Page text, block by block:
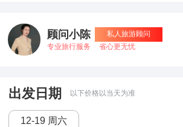
顾问小陈
私人旅游顾问
专业旅行服务
省心更无忧
出发日期 以下价格以当天为准
12-19 周六